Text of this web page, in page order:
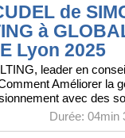
de
à
Lyon 2025
leader en
Améliorer la
avec des
Durée: 04min